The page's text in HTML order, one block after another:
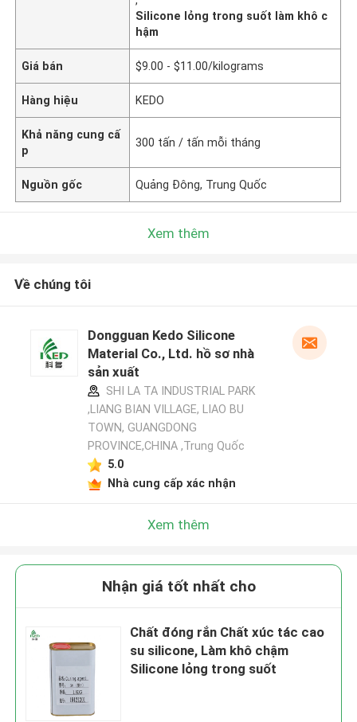
Silicone lỏng trong suốt làm khô c
hậm
Giá bán $9.00 - $11.00/kilograms
Hàng hiệu KEDO
Khả năng cung cấ
p
300 tấn / tấn mỗi tháng
Nguồn gốc Quảng Đông, Trung Quốc
Xem thêm
Về chúng tôi
Dongguan Kedo Silicone
Material Co., Ltd. hồ sơ nhà
sản xuất
SHI LA TA INDUSTRIAL PARK
,LIANG BIAN VILLAGE, LIAO BU
TOWN, GUANGDONG
PROVINCE,CHINA ,Trung Quốc
5.0
Nhà cung cấp xác nhận
Xem thêm
Nhận giá tốt nhất cho
Chất đóng rắn Chất xúc tác cao
su silicone, Làm khô chậm
Silicone lỏng trong suốt